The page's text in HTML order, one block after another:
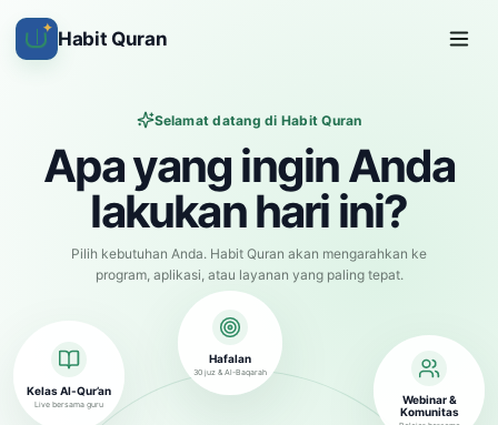
✦ Habit Quran
Selamat datang di Habit Quran
Apa yang ingin Anda
lakukan hari ini?
Pilih kebutuhan Anda. Habit Quran akan mengarahkan ke
program, aplikasi, atau layanan yang paling tepat.
Kelas Al-Qur’an
Live bersama guru
Hafalan
30 juz & Al-Baqarah
Webinar &
Komunitas